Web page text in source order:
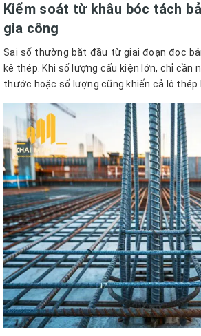
Kiểm soát từ khâu bóc tách
gia công
Sai số thường bắt đầu từ giai đoạn đọc
kê thép. Khi số lượng cấu kiện lớn, chỉ cần
thước hoặc số lượng cũng khiến cả lô thép